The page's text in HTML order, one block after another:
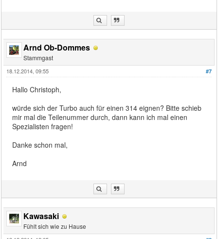
Arnd Ob-Dommes
Stammgast
#7
18.12.2014, 09:55
Hallo Christoph,
würde sich der Turbo auch für einen 314 eignen? Bitte schieb
mir mal die Teilenummer durch, dann kann ich mal einen
Spezialisten fragen!
Danke schon mal,
Arnd
Kawasaki
Fühlt sich wie zu Hause